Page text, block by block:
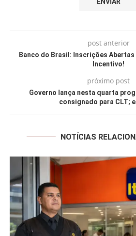
post anterior
Banco do Brasil: Inscrições Abertas
Incentivo!
próximo post
Governo lança nesta quarta
consignado para CLT;
NOTÍCIAS